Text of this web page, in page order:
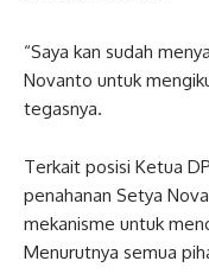
“Saya kan sudah
Novanto untuk
tegasnya.
Terkait posisi Ketua
penahanan Setya
mekanisme untuk
Menurutnya semua